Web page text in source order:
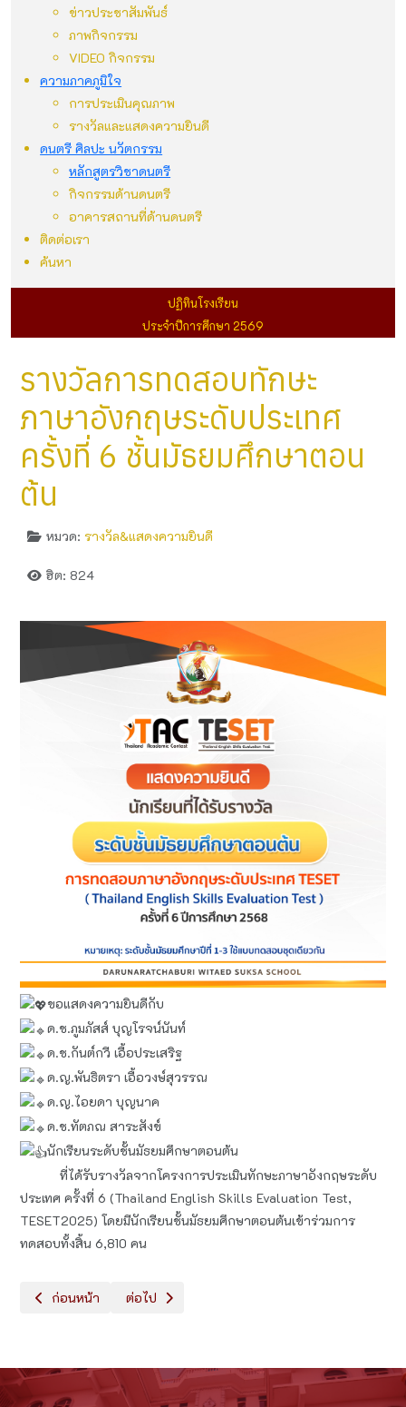
ข่าวประชาสัมพันธ์
ภาพกิจกรรม
VIDEO กิจกรรม
ความภาคภูมิใจ
การประเมินคุณภาพ
รางวัลและแสดงความยินดี
ดนตรี ศิลปะ นวัตกรรม
หลักสูตรวิชาดนตรี
กิจกรรมด้านดนตรี
อาคารสถานที่ด้านดนตรี
ติดต่อเรา
ค้นหา
ปฏิทินโรงเรียน
ประจำปีการศึกษา 2569
รางวัลการทดสอบทักษะ
ภาษาอังกฤษระดับประเทศ
ครั้งที่ 6 ชั้นมัธยมศึกษาตอน
ต้น
หมวด: รางวัล&แสดงความยินดี
ฮิต: 824
ขอแสดงความยินดีกับ
ด.ช.ภูมภัสส์ บุญโรจน์นันท์
ด.ช.กันต์กวี เอื้อประเสริฐ
ด.ญ.พันธิตรา เอื้อวงษ์สุวรรณ
ด.ญ.ไอยดา บุญนาค
ด.ช.ทัตภณ สาระสังข์
นักเรียนระดับชั้นมัธยมศึกษาตอนต้น
ที่ได้รับรางวัลจากโครงการประเมินทักษะภาษาอังกฤษระดับ
ประเทศ ครั้งที่ 6 (Thailand English Skills Evaluation Test,
TESET2025) โดยมีนักเรียนชั้นมัธยมศึกษาตอนต้นเข้าร่วมการ
ทดสอบทั้งสิ้น 6,810 คน
เนื้อหาก่อนหน้า: นักเรียนระดับชั้นประถมศึกษาปีที่ 4 ที่ได้รับรางวัลจ
ก่อนหน้า เนื้อหาถัดไป: รางวัลเหรียญทองจากโครงการประเ
ต่อไป